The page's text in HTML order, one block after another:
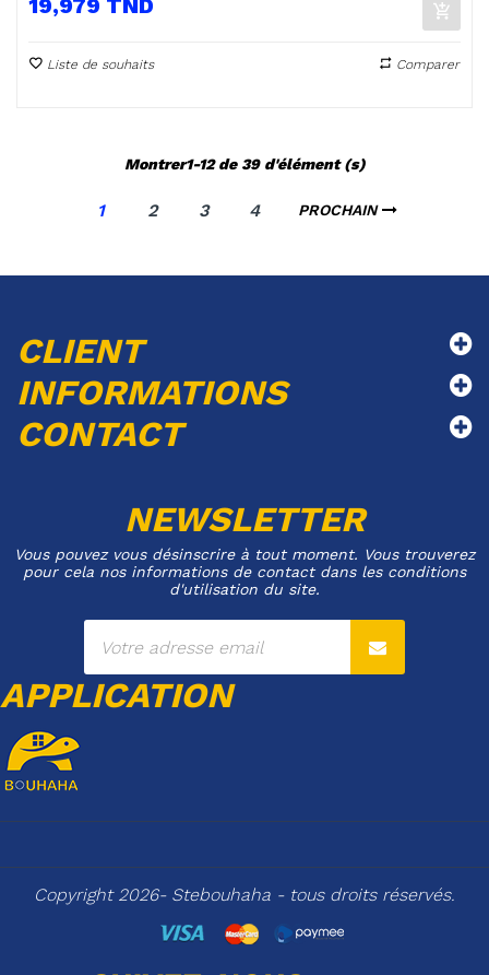
19,979 TND
Liste de souhaits Comparer
Montrer1-12 de 39 d'élément (s)
1 2 3 4 PROCHAIN
CLIENT
INFORMATIONS
CONTACT
NEWSLETTER
Vous pouvez vous désinscrire à tout moment. Vous trouverez
pour cela nos informations de contact dans les conditions
d'utilisation du site.
APPLICATION
Copyright 2026- Stebouhaha - tous droits réservés.